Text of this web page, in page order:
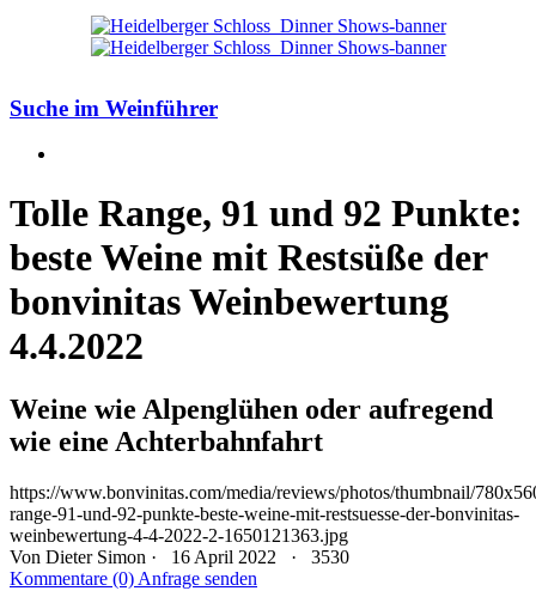
Suche im Weinführer
Tolle Range, 91 und 92 Punkte:
beste Weine mit Restsüße der
bonvinitas Weinbewertung
4.4.2022
Weine wie Alpenglühen oder aufregend
wie eine Achterbahnfahrt
https://www.bonvinitas.com/media/reviews/photos/thumbnail/
range-91-und-92-punkte-beste-weine-mit-restsuesse-der-bonvinitas-
weinbewertung-4-4-2022-2-1650121363.jpg
Von Dieter Simon · 16 April 2022 ·
3530
Kommentare (0) Anfrage senden